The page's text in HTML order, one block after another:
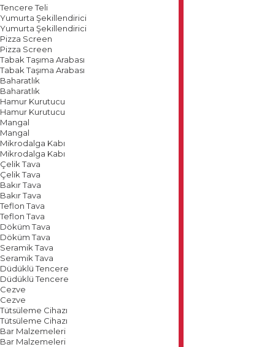
Tencere Teli
Yumurta Şekillendirici
Yumurta Şekillendirici
Pizza Screen
Pizza Screen
Tabak Taşıma Arabası
Tabak Taşıma Arabası
Baharatlık
Baharatlık
Hamur Kurutucu
Hamur Kurutucu
Mangal
Mangal
Mikrodalga Kabı
Mikrodalga Kabı
Çelik Tava
Çelik Tava
Bakır Tava
Bakır Tava
Teflon Tava
Teflon Tava
Döküm Tava
Döküm Tava
Seramik Tava
Seramik Tava
Düdüklü Tencere
Düdüklü Tencere
Cezve
Cezve
Tütsüleme Cihazı
Tütsüleme Cihazı
Bar Malzemeleri
Bar Malzemeleri